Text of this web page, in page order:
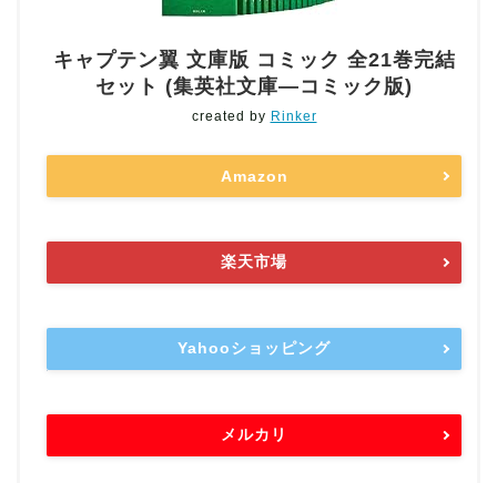
キャプテン翼 文庫版 コミック 全21巻完結
セット (集英社文庫―コミック版)
created by Rinker
Amazon
楽天市場
Yahooショッピング
メルカリ